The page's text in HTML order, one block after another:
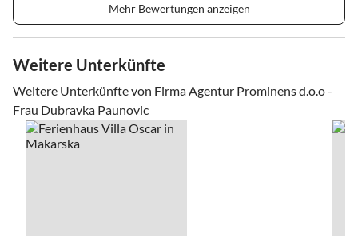
Mehr Bewertungen anzeigen
Weitere Unterkünfte
Weitere Unterkünfte von Firma Agentur Prominens d.o.o -
Frau Dubravka Paunovic